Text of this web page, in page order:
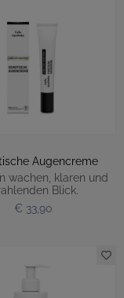
Augencreme
wachen, klaren und
Blick.
€ 33,90